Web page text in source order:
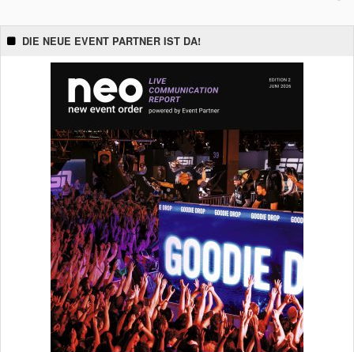
DIE NEUE EVENT PARTNER IST DA!